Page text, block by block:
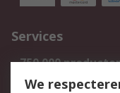
Services
750.000
Bestellen
We